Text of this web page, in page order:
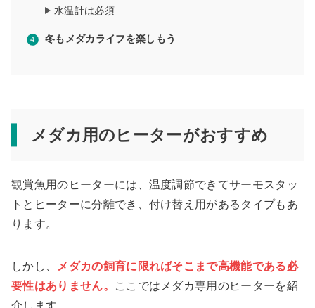
水温計は必須
冬もメダカライフを楽しもう
メダカ用のヒーターがおすすめ
観賞魚用のヒーターには、温度調節できてサーモスタッ
トとヒーターに分離でき、付け替え用があるタイプもあ
ります。
しかし、
メダカの飼育に限ればそこまで高機能である必
要性はありません。
ここではメダカ専用のヒーターを紹